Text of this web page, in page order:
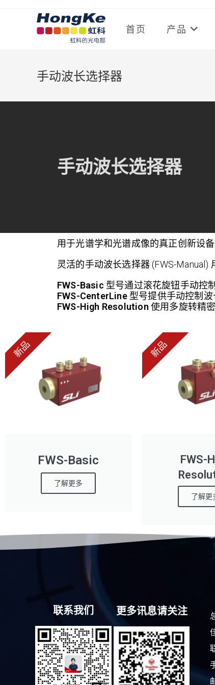
首页 产品
手动波长选择器
手动波长选择器
用于光谱学和光谱成像的真正创新设备
灵活的手动波长选择器 (FWS-
FWS-Basic 型号通过滚花旋钮手动控
FWS-CenterLine型号提供手动控制波
FWS-High Resolution 使用多旋转精
FWS-Basic
了解更多
新品
FWS-
了解更
新品
联系我们 更多讯息请关注